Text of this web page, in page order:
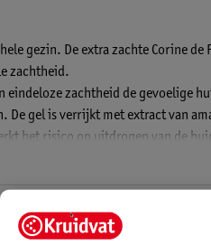
gezin. De extra zachte Corine de
zachtheid.
eindeloze zachtheid de gevoelige
De gel is verrijkt met extract van
het risico op uitdrogen van de
en zijdezacht.